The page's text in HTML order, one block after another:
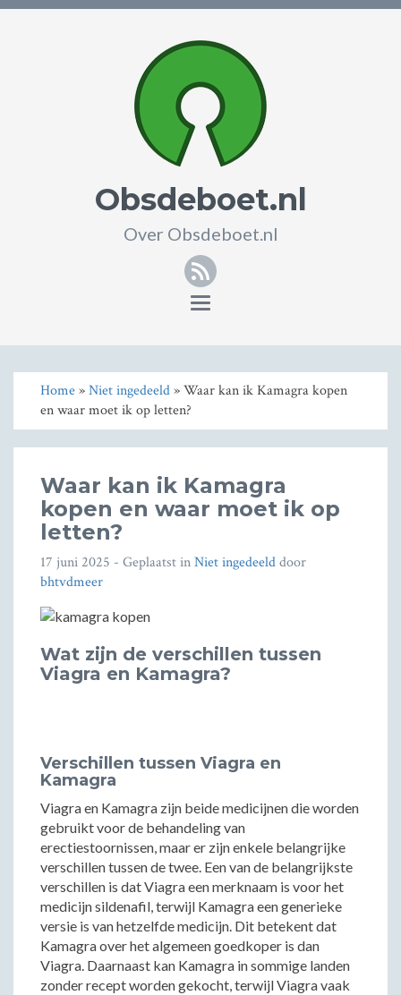
Obsdeboet.nl
Over Obsdeboet.nl
RSS
Toggle
Home»Niet ingedeeld» Waar kan ik Kamagra kopen
en waar moet ik op letten?
Waar kan ik Kamagra
kopen en waar moet ik op
letten?
17 juni 2025 - Geplaatst inNiet ingedeelddoor
bhtvdmeer
Wat zijn de verschillen tussen
Viagra en Kamagra?
Verschillen tussen Viagra en
Kamagra
Viagra en Kamagra zijn beide medicijnen die worden
gebruikt voor de behandeling van
erectiestoornissen, maar er zijn enkele belangrijke
verschillen tussen de twee. Een van de belangrijkste
verschillen is dat Viagra een merknaam is voor het
medicijn sildenafil, terwijl Kamagra een generieke
versie is van hetzelfde medicijn. Dit betekent dat
Kamagra over het algemeen goedkoper is dan
Viagra. Daarnaast kan Kamagra in sommige landen
zonder recept worden gekocht, terwijl Viagra vaak